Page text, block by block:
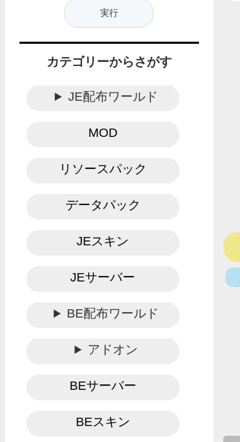
カテゴリーからさがす
JE配布ワールド
MOD
リソースパック
データパック
JEスキン
JEサーバー
BE配布ワールド
アドオン
BEサーバー
BEスキン